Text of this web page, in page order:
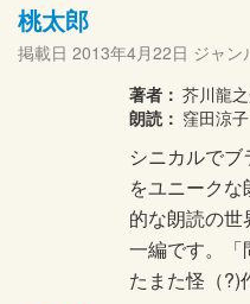
桃太郎
掲載日 2013年4月22日 ジャン
著者： 芥川龍
朗読： 窪田涼子
シニカルでブ
をユニーク
的な朗読の
一編です。「
たまた怪（?)